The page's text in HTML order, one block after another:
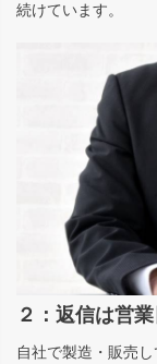
続けています。
２：返信は営
自社で製造・販売